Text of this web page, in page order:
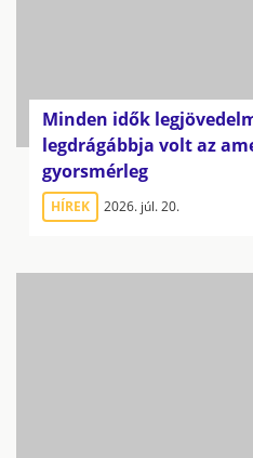
Minden idők
legdrágábbja volt az
gyorsmérleg
HÍREK 2026. júl. 20.